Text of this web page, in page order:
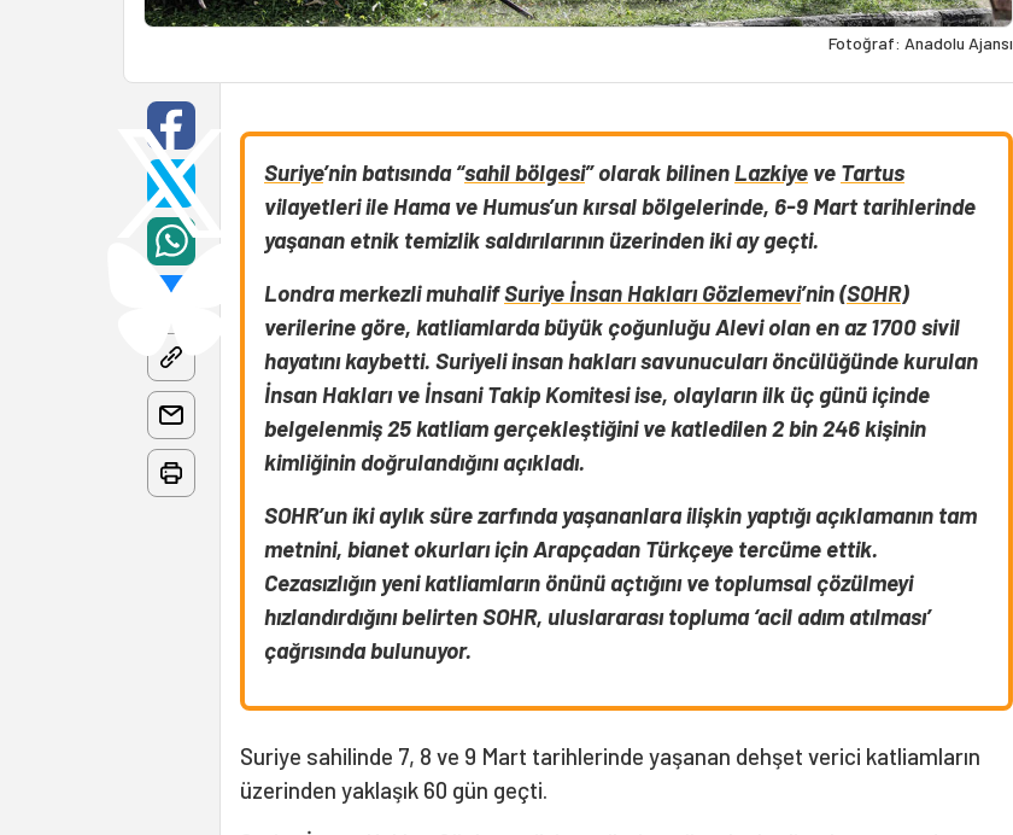
Fotoğraf: Anadolu Ajansı
Suriye’nin batısında “sahil bölgesi” olarak bilinen Lazkiye ve Tartus
vilayetleri ile Hama ve Humus’un kırsal bölgelerinde, 6-9 Mart tarihlerinde
yaşanan etnik temizlik saldırılarının üzerinden iki ay geçti.
Londra merkezli muhalifSuriye İnsan Hakları Gözlemevi’nin (SOHR)
verilerine göre, katliamlarda büyük çoğunluğu Alevi olan en az 1700 sivil
hayatını kaybetti. Suriyeli insan hakları savunucuları öncülüğünde kurulan
İnsan Hakları ve İnsani Takip Komitesi ise, olayların ilk üç günü içinde
belgelenmiş 25 katliam gerçekleştiğini ve katledilen 2 bin 246 kişinin
kimliğinin doğrulandığını açıkladı.
SOHR’un iki aylık süre zarfında yaşananlara ilişkin yaptığı açıklamanın tam
metnini, bianet okurları için Arapçadan Türkçeye tercüme ettik.
Cezasızlığın yeni katliamların önünü açtığını ve toplumsal çözülmeyi
hızlandırdığını belirten SOHR, uluslararası topluma ‘acil adım atılması’
çağrısında bulunuyor.
Suriye sahilinde 7, 8 ve 9 Mart tarihlerinde yaşanan dehşet verici katliamların
üzerinden yaklaşık 60 gün geçti.